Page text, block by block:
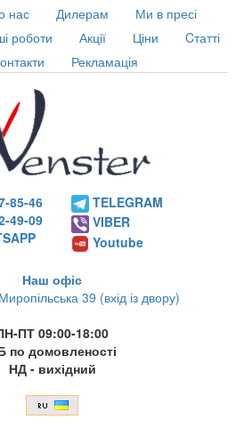
нас Дилерам
Ми в пресі
роботи Акції Ціни
Cтатті
Рекламація
85-46
49-09
TELEGRAM
VIBER
Youtube
Наш офіс
39 (вхід із двору)
ПТ 09:00-18:00
по домовленості
НД - вихідний